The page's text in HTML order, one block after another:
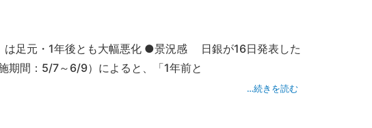
は足元・1年後とも大幅悪化 ●景況感 日銀が16日発表した
期間：5/7～6/9）によると、「1年前と
…続きを読む